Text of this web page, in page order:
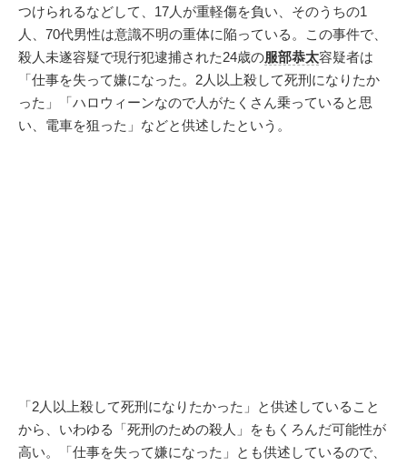
つけられるなどして、17人が重軽傷を負い、そのうちの1
人、70代男性は意識不明の重体に陥っている。この事件で、
殺人未遂容疑で現行犯逮捕された24歳の服部恭太容疑者は
「仕事を失って嫌になった。2人以上殺して死刑になりたか
った」「ハロウィーンなので人がたくさん乗っていると思
い、電車を狙った」などと供述したという。
「2人以上殺して死刑になりたかった」と供述していること
から、いわゆる「死刑のための殺人」をもくろんだ可能性が
高い。「仕事を失って嫌になった」とも供述しているので、